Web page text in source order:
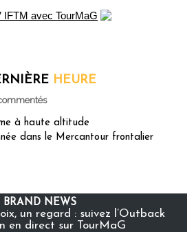
HEURE
à haute altitude
dans le Mercantour frontalier
BRAND NEWS
un regard : suivez l’Outback
en direct sur TourMaG